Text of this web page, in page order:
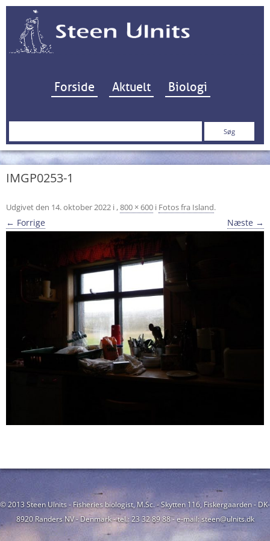
Hop til indhold
Forside Aktuelt Biologi
Søg
IMGP0253-1
Udgivet den 14. oktober 2022 i ,800 × 600 i Fotos fra Island.
← Forrige Næste →
© 2013 Steen Ulnits - Fisheries biologist, M.Sc. - Skytten 116, Fiskergaarden - DK-
8920 Randers NV - Denmark - tel.: 23 32 89 88 - e-mail: steen@ulnits.dk